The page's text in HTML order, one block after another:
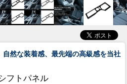
然な装着感、最先端の高級感を当社
フトパネル